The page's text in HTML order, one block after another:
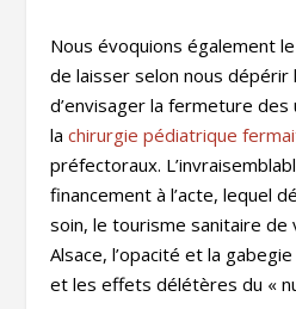
Nous évoquions également le
de laisser selon nous dépérir
d’envisager la fermeture
lachirurgie pédiatrique
préfectoraux.
financement à l’acte, lequel
soin, le tourisme sanitaire de
Alsace, l’opacité et la
et les effets délétères du «